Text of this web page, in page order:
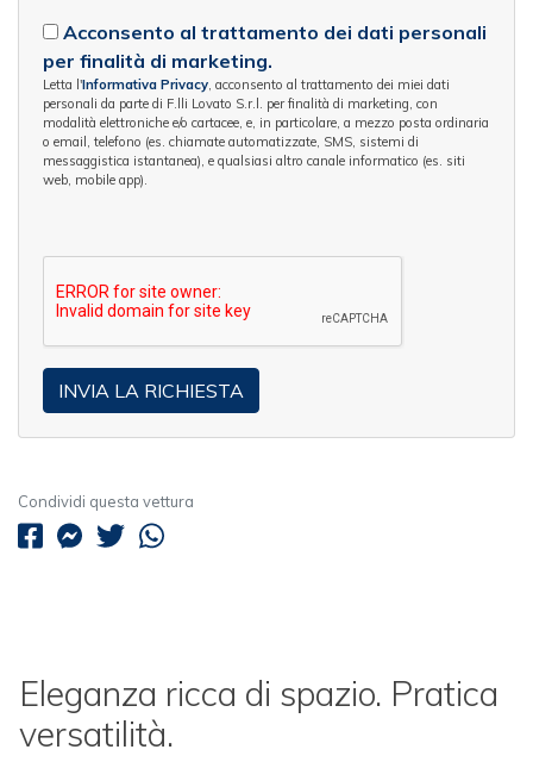
Acconsento al trattamento dei dati personali
per finalità di marketing.
Letta l'Informativa Privacy, acconsento al trattamento dei miei dati
personali da parte di F.lli Lovato S.r.l. per finalità di marketing, con
modalità elettroniche e/o cartacee, e, in particolare, a mezzo posta ordinaria
o email, telefono (es. chiamate automatizzate, SMS, sistemi di
messaggistica istantanea), e qualsiasi altro canale informatico (es. siti
web, mobile app).
Condividi questa vettura
Eleganza ricca di spazio. Pratica
versatilità.